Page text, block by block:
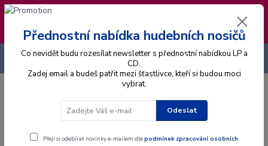
❣️ Od 4.8. do 13.8. čerpám dovolenou. Datum
expedice objednávek se posouvá na pátek
14.8.2026 🐋
CZK
+420 725 736 293
Přednostní nabídka hudebních nosičů
Co nevidět budu rozesílat newsletter s přednostní nabídkou LP a
CD.
Zadej email a budeš patřit mezi šťastlivce, kteří si budou moci
vybrat.
Odeslat
Přeji si odebírat novinky e-mailem dlepodmínek zpracování osobních